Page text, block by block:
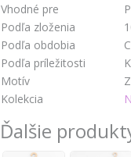
Vhodné pre
Podľa zloženia
Podľa obdobia
Podľa príležitosti
Motív
Kolekcia
Ďalšie